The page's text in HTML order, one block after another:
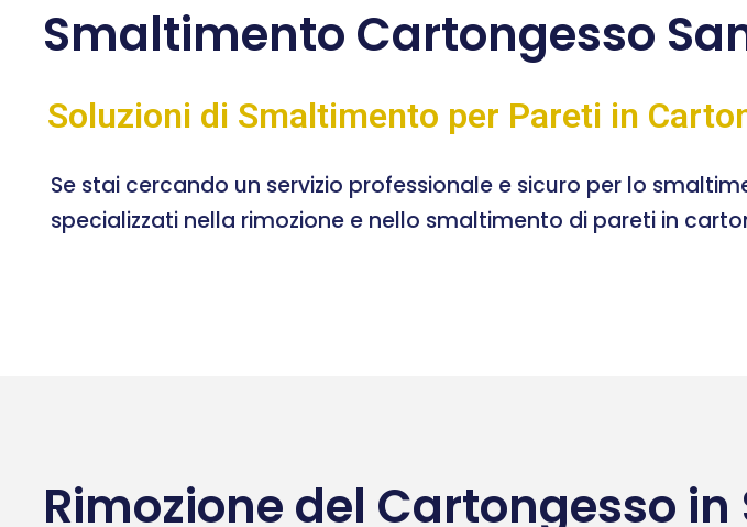
Smaltimento Cartongesso
Soluzioni di Smaltimento per Pareti in
Se stai cercando un servizio professionale e sicuro per lo
specializzati nella rimozione e nello smaltimento di pareti in
Rimozione del Cartongesso